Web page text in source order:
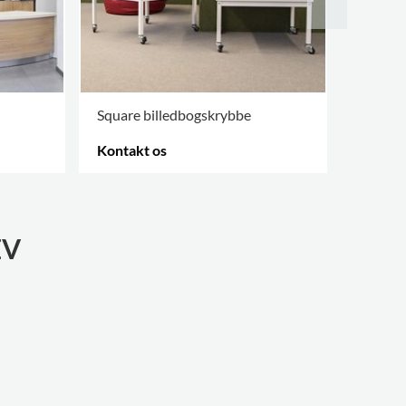
Square billedbogskrybbe
Kontakt os